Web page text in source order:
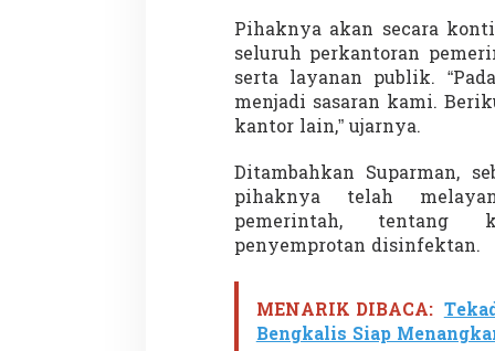
Pihaknya akan secara
seluruh perkantoran
serta layanan publik.
menjadi sasaran kami.
kantor lain,” ujarnya.
Ditambahkan Suparman,
pihaknya telah
pemerintah, tentang
penyemprotan disinfektan.
MENARIK DIBACA:
Bengkalis Siap
Menteri Nusron: Patok Batas Tanah
Cegah Konflik dan Dukung
Rekognisi
dan Harapan